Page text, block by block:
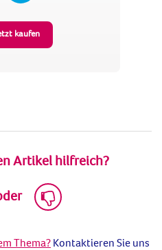
kaufen
Artikel hilfreich?
Thema? Kontaktieren Sie uns